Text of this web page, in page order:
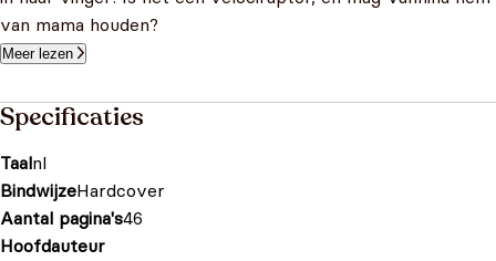
van mama houden?
Meer lezen
Specificaties
Taalnl
BindwijzeHardcover
Aantal pagina's46
Hoofdauteur